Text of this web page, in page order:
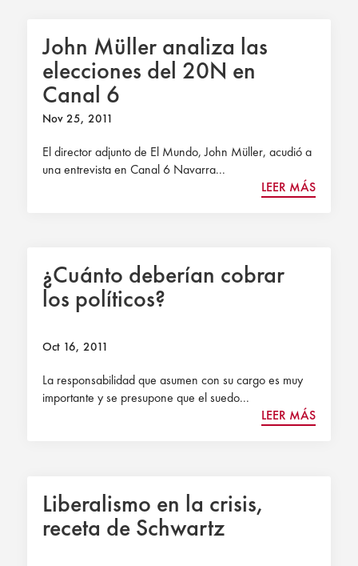
John Müller analiza las
elecciones del 20N en
Canal 6
Nov 25, 2011
El director adjunto de El Mundo, John Müller, acudió a
una entrevista en Canal 6 Navarra...
LEER MÁS
¿Cuánto deberían cobrar
los políticos?
Oct 16, 2011
La responsabilidad que asumen con su cargo es muy
importante y se presupone que el suedo...
LEER MÁS
Liberalismo en la crisis,
receta de Schwartz